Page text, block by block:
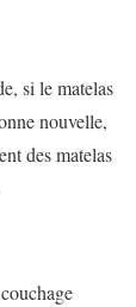
si le matelas
nouvelle,
des matelas